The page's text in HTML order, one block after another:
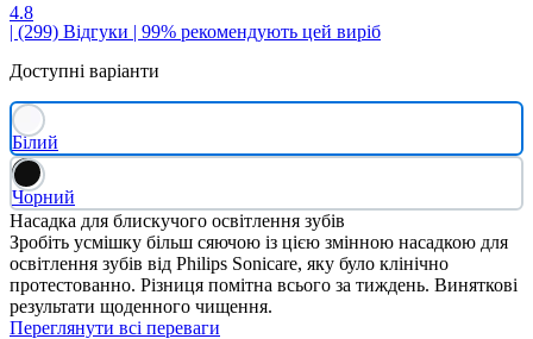
4.8
| (299) Відгуки | 99% рекомендують цей виріб
Доступні варіанти
Білий
Чорний
Насадка для блискучого освітлення зубів
Зробіть усмішку більш сяючою із цією змінною насадкою для
освітлення зубів від Philips Sonicare, яку було клінічно
протестованно. Різниця помітна всього за тиждень. Виняткові
результати щоденного чищення.
Переглянути всі переваги